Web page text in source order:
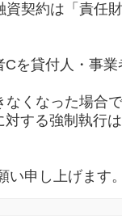
契約は「責任
を貸付人・事
なくなった場合
する強制執行
い申し上げます